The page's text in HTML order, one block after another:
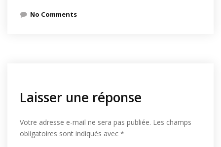
No Comments
Laisser une réponse
Votre adresse e-mail ne sera pas publiée. Les champs
obligatoires sont indiqués avec *